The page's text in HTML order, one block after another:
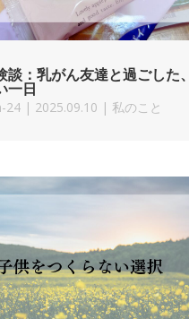
談：乳がん友達と過ごした
一日
24| 2025.09.10 | 私のこと